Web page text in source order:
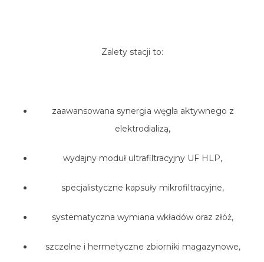
Zalety stacji to:
zaawansowana synergia węgla aktywnego z
elektrodializą,
wydajny moduł ultrafiltracyjny UF HLP,
specjalistyczne kapsuły mikrofiltracyjne,
systematyczna wymiana wkładów oraz złóż,
szczelne i hermetyczne zbiorniki magazynowe,